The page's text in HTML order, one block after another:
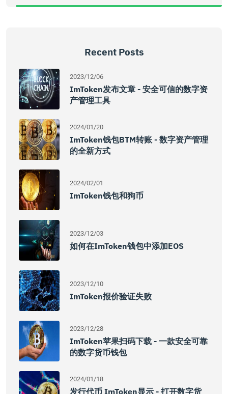
Recent Posts
2023/12/06
ImToken发布文章 - 安全可信的数字资
产管理工具
2024/01/20
ImToken钱包BTM转账 - 数字资产管理
的全新方式
2024/02/01
ImToken钱包和狗币
2023/12/03
如何在imToken钱包中添加EOS
2023/12/10
ImToken报价验证失败
2023/12/28
ImToken苹果扫码下载 - 一款安全可靠
的数字货币钱包
2024/01/18
发行代币 ImToken显示 - 打开数字货